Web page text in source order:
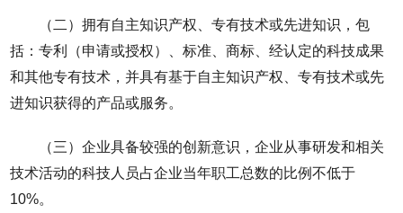
（二）拥有自主知识产权、专有技术或先进知识，包
括：专利（申请或授权）、标准、商标、经认定的科技成果
和其他专有技术，并具有基于自主知识产权、专有技术或先
进知识获得的产品或服务。
（三）企业具备较强的创新意识，企业从事研发和相关
技术活动的科技人员占企业当年职工总数的比例不低于
10%。